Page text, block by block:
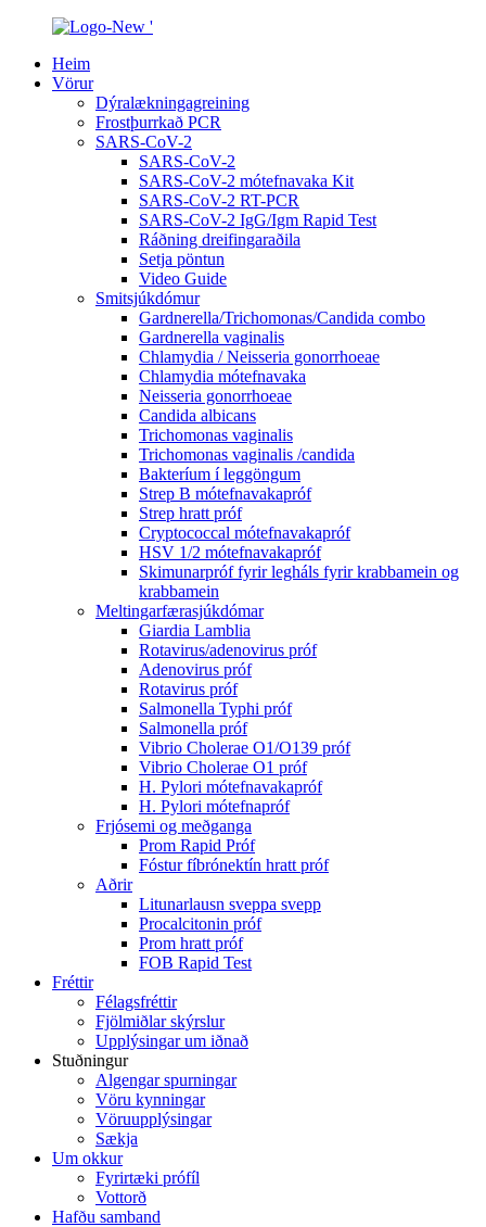
Heim
Vörur
Dýralækningagreining
Frostþurrkað PCR
SARS-CoV-2
SARS-CoV-2
SARS-CoV-2 mótefnavaka Kit
SARS-CoV-2 RT-PCR
SARS-CoV-2 IgG/Igm Rapid Test
Ráðning dreifingaraðila
Setja pöntun
Video Guide
Smitsjúkdómur
Gardnerella/Trichomonas/Candida combo
Gardnerella vaginalis
Chlamydia / Neisseria gonorrhoeae
Chlamydia mótefnavaka
Neisseria gonorrhoeae
Candida albicans
Trichomonas vaginalis
Trichomonas vaginalis /candida
Bakteríum í leggöngum
Strep B mótefnavakapróf
Strep hratt próf
Cryptococcal mótefnavakapróf
HSV 1/2 mótefnavakapróf
Skimunarpróf fyrir legháls fyrir krabbamein og
krabbamein
Meltingarfærasjúkdómar
Giardia Lamblia
Rotavirus/adenovirus próf
Adenovirus próf
Rotavirus próf
Salmonella Typhi próf
Salmonella próf
Vibrio Cholerae O1/O139 próf
Vibrio Cholerae O1 próf
H. Pylori mótefnavakapróf
H. Pylori mótefnapróf
Frjósemi og meðganga
Prom Rapid Próf
Fóstur fíbrónektín hratt próf
Aðrir
Litunarlausn sveppa svepp
Procalcitonin próf
Prom hratt próf
FOB Rapid Test
Fréttir
Félagsfréttir
Fjölmiðlar skýrslur
Upplýsingar um iðnað
Stuðningur
Algengar spurningar
Vöru kynningar
Vöruupplýsingar
Sækja
Um okkur
Fyrirtæki prófíl
Vottorð
Hafðu samband